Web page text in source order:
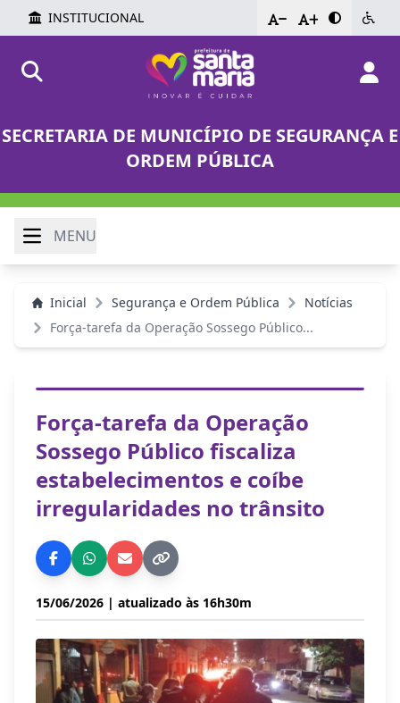
INSTITUCIONAL - +
SECRETARIA DE MUNICÍPIO DE SEGURANÇA E
ORDEM PÚBLICA
MENU
Inicial Segurança e Ordem Pública
Notícias
Força-tarefa da Operação Sossego Público...
Força-tarefa da Operação
Sossego Público fiscaliza
estabelecimentos e coíbe
irregularidades no trânsito
15/06/2026 | atualizado às 16h30m